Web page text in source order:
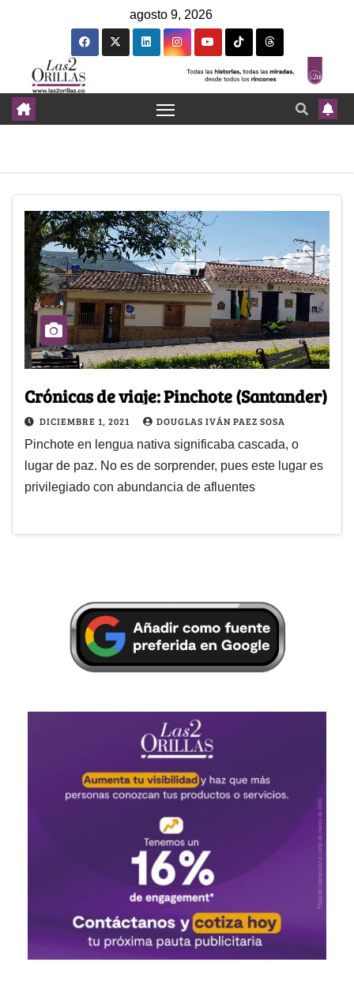
agosto 9, 2026
Crónicas de viaje: Pinchote (Santander)
DICIEMBRE 1, 2021 DOUGLAS IVÁN PAEZ SOSA
Pinchote en lengua nativa significaba cascada, o
lugar de paz. No es de sorprender, pues este lugar es
privilegiado con abundancia de afluentes